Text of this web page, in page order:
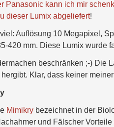
Panasonic kann ich mir
dieser Lumix abgeliefert!
Auflösung 10 Megapixel,
420 mm. Diese Lumix wurde
beschränken ;-) Die
Klar, dass keiner
Mimikry bezeichnet in der
und Fälscher